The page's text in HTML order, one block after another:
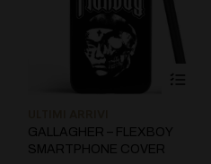
GALLAGHER – FLEXBOY
SMARTPHONE COVER